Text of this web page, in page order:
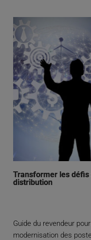
Transformer les défis
distribution
Guide du revendeur
modernisation des